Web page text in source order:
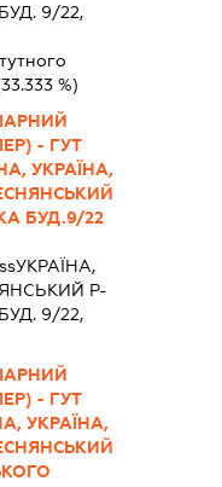
9/22,
%)
- ГУТ
УКРАЇНА,
БУД.9/22
УКРАЇНА,
Р-
9/22,
- ГУТ
УКРАЇНА,